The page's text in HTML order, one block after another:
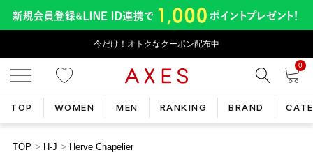
今だけ！オトクなクーポン配布中
0
TOP WOMEN MEN RANKING BRAND
TOP H-J Herve Chapelier